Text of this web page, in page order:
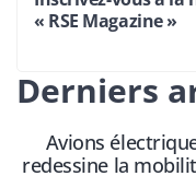
« RSE Magazine »
Derniers
Avions
redessine la